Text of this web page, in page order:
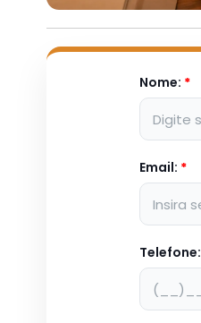
Nome: *
Email: *
Telefone: